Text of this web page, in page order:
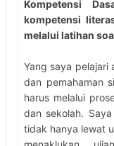
Kompetensi
kompetensi
melalui latihan
Yang saya pelajari
dan pemahaman
harus melalui
dan sekolah.
tidak hanya lewat